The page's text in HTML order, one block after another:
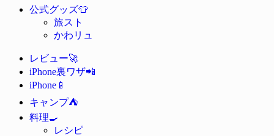
公式グッズ👕
旅スト
かわリュ
レビュー🚀
iPhone裏ワザ📲
iPhone 📱
キャンプ⛺
料理🍳
レシピ